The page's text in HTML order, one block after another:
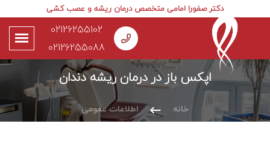
02126255102
02126255088
دکتر صفورا امامی متخصص درمان ریشه و عصب کشی
اپکس باز در درمان ریشه دندان
خانه اطلاعات عمومی